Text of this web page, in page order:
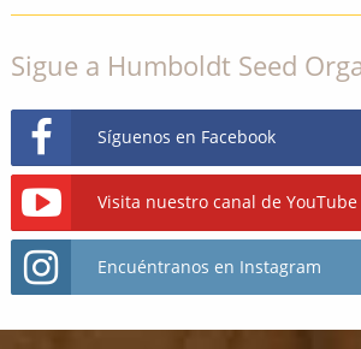
Sigue a Humboldt Seed
Síguenos en Facebook
Visita nuestro canal de YouTube
Encuéntranos en Instagram